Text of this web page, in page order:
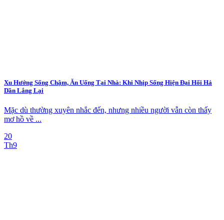
Xu Hướng Sống Chậm, Ăn Uống Tại Nhà: Khi Nhịp Sống Hiện Đại Hối Hả
Dần Lắng Lại
Mặc dù thường xuyên nhắc đến, nhưng nhiều người vẫn còn thấy
mơ hồ về ...
20
Th9